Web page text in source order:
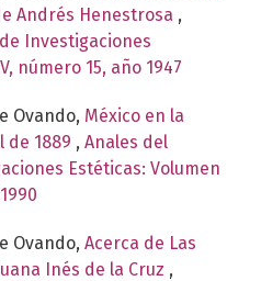
Andrés Henestrosa ,
Investigaciones
número 15, año 1947
Ovando, México en la
de 1889 , Anales del
Estéticas: Volumen
Ovando, Acerca de Las
Inés de la Cruz ,